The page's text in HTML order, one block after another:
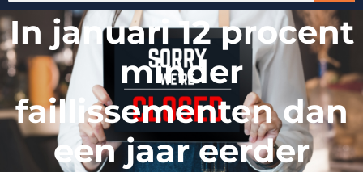
In januari 12 procent
minder
faillissementen dan
een jaar eerder